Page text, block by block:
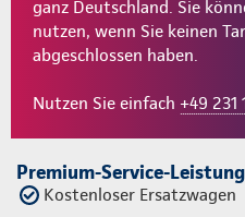
ganz Deutschland. Sie
nutzen, wenn Sie keinen
abgeschlossen haben.
Nutzen Sie einfach +49 231
Premium-Service-
Kostenloser Ersatzwagen